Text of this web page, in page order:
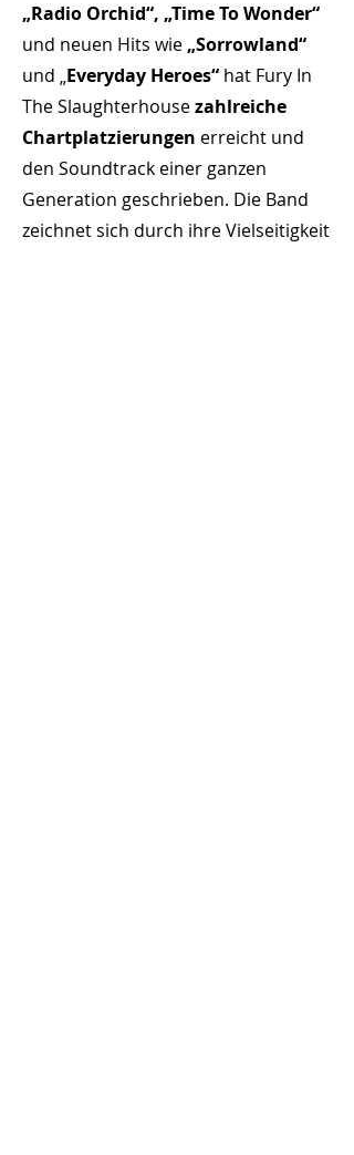
„Radio Orchid“, „Time To Wonder“
und neuen Hits wie „Sorrowland“
und „Everyday Heroes“ hat Fury In
The Slaughterhousezahlreiche
Chartplatzierungen erreicht und
den Soundtrack einer ganzen
Generation geschrieben. Die Band
zeichnet sich durch ihre Vielseitigkeit